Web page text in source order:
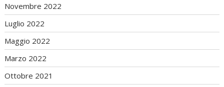
Novembre 2022
Luglio 2022
Maggio 2022
Marzo 2022
Ottobre 2021